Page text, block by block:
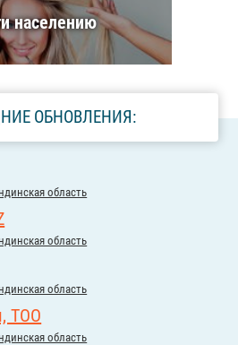
населению
ОБНОВЛЕНИЯ:
область
область
область
ТОО
область